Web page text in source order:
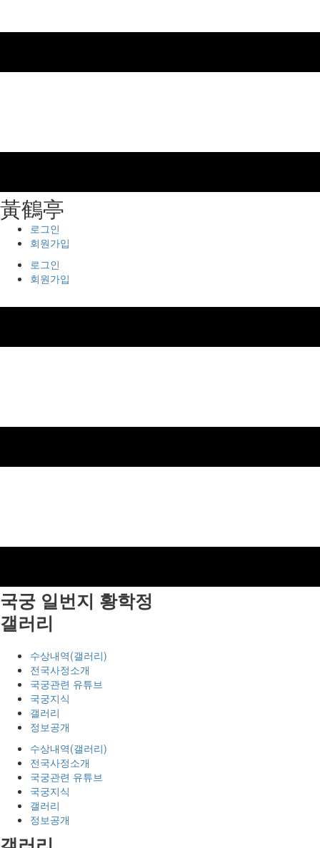
⿈鶴亭
로그인
회원가입
로그인
회원가입
국궁 일번지 황학정
갤러리
수상내역(갤러리)
전국사정소개
국궁관련 유튜브
국궁지식
갤러리
정보공개
수상내역(갤러리)
전국사정소개
국궁관련 유튜브
국궁지식
갤러리
정보공개